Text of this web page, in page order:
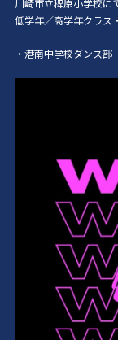
低学年／高学年クラス
・港南中学校ダンス部